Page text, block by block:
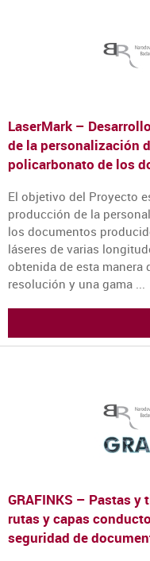
LaserMark –
de la personalización
policarbonato de los
El objetivo del Proyecto
producción de la
los documentos
láseres de varias
obtenida de esta manera
resolución y una gama ...
GRAFINKS – Pastas
rutas y capas
seguridad de